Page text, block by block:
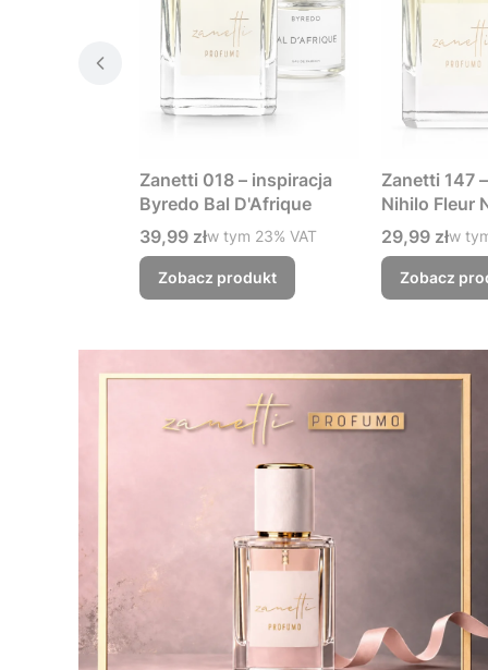
Zanetti 018 – inspiracja
Byredo Bal D'Afrique
Cena brutto
39,99 złw tym %s VAT
w tym 23% VAT
Zobacz produkt
Zanetti 147
Nihilo Fleur
Cena brutto
29,99 złw
w
Zobacz